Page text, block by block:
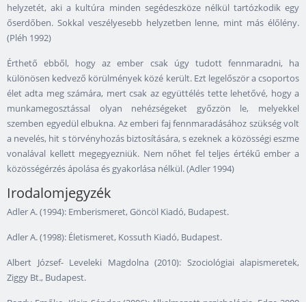
helyzetét, aki a kultúra minden segédeszköze nélkül tartózkodik egy
őserdőben. Sokkal veszélyesebb helyzetben lenne, mint más élőlény.
(Pléh 1992)
Érthető ebből, hogy az ember csak úgy tudott fennmaradni, ha
különösen kedvező körülmények közé került. Ezt legelőször a csoportos
élet adta meg számára, mert csak az együttélés tette lehetővé, hogy a
munkamegosztással olyan nehézségeket győzzön le, melyekkel
szemben egyedül elbukna. Az emberi faj fennmaradásához szükség volt
a nevelés, hit s törvényhozás biztosítására, s ezeknek a közösségi eszme
vonalával kellett megegyezniük. Nem nőhet fel teljes értékű ember a
közösségérzés ápolása és gyakorlása nélkül. (Adler 1994)
Irodalomjegyzék
Adler A. (1994): Emberismeret, Göncöl Kiadó, Budapest.
Adler A. (1998): Életismeret, Kossuth Kiadó, Budapest.
Albert József- Leveleki Magdolna (2010): Szociológiai alapismeretek,
Ziggy Bt., Budapest.